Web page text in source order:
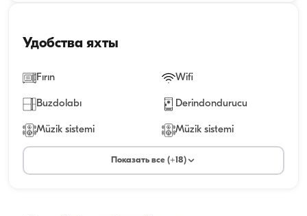
Удобства яхты
Fırın Wifi
Buzdolabı Derindondurucu
Müzik sistemi Müzik sistemi
Показать все (+18)